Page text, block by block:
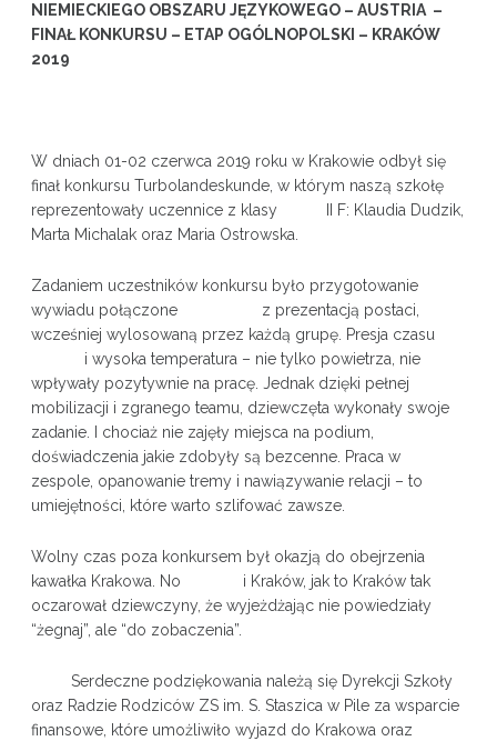
NIEMIECKIEGO OBSZARU JĘZYKOWEGO – AUSTRIA –
FINAŁ KONKURSU – ETAP OGÓLNOPOLSKI – KRAKÓW
2019
W dniach 01-02 czerwca 2019 roku w Krakowie odbył się
finał konkursu Turbolandeskunde, w którym naszą szkołę
reprezentowały uczennice z klasy II F: Klaudia Dudzik,
Marta Michalak oraz Maria Ostrowska.
Zadaniem uczestników konkursu było przygotowanie
wywiadu połączone z prezentacją postaci,
wcześniej wylosowaną przez każdą grupę. Presja czasu
i wysoka temperatura – nie tylko powietrza, nie
wpływały pozytywnie na pracę. Jednak dzięki pełnej
mobilizacji i zgranego teamu, dziewczęta wykonały swoje
zadanie. I chociaż nie zajęły miejsca na podium,
doświadczenia jakie zdobyły są bezcenne. Praca w
zespole, opanowanie tremy i nawiązywanie relacji – to
umiejętności, które warto szlifować zawsze.
Wolny czas poza konkursem był okazją do obejrzenia
kawałka Krakowa. No i Kraków, jak to Kraków tak
oczarował dziewczyny, że wyjeżdżając nie powiedziały
“żegnaj”, ale “do zobaczenia”.
Serdeczne podziękowania należą się Dyrekcji Szkoły
oraz Radzie Rodziców ZS im. S. Staszica w Pile za wsparcie
finansowe, które umożliwiło wyjazd do Krakowa oraz